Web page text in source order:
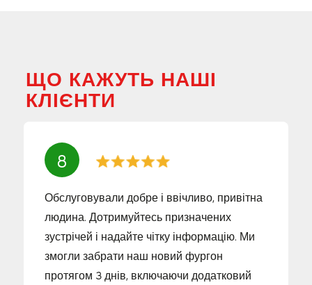
ЩО КАЖУТЬ НАШІ
КЛІЄНТИ
8
Обслуговували добре і ввічливо, привітна
людина. Дотримуйтесь призначених
зустрічей і надайте чітку інформацію. Ми
змогли забрати наш новий фургон
протягом 3 днів, включаючи додатковий